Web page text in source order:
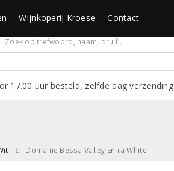
17.00 uur besteld, zelfde dag verzending
Wijnkoperij Kroese Contact
Domaine Bessa Valley Enira White